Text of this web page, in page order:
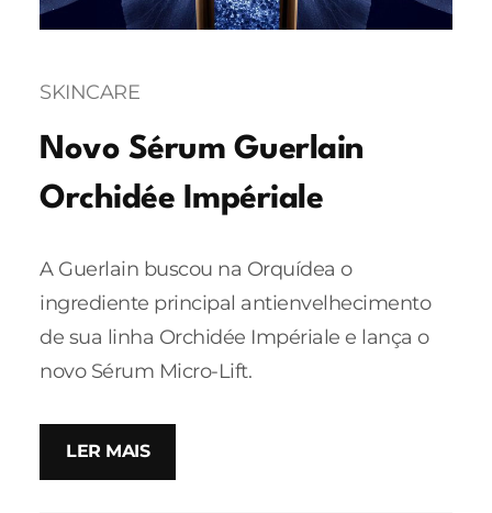
SKINCARE
Novo Sérum Guerlain
Orchidée Impériale
A Guerlain buscou na Orquídea o
ingrediente principal antienvelhecimento
de sua linha Orchidée Impériale e lança o
novo Sérum Micro-Lift.
LER MAIS